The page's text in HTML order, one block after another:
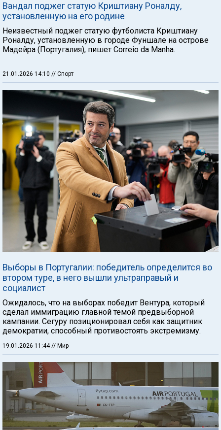
Вандал поджег статую Криштиану Роналду,
установленную на его родине
Неизвестный поджег статую футболиста Криштиану
Роналду, установленную в городе Фуншале на острове
Мадейра (Португалия), пишет Correio da Manha.
21.01.2026 14:10 // Спорт
Выборы в Португалии: победитель определится во
втором туре, в него вышли ультраправый и
социалист
Ожидалось, что на выборах победит Вентура, который
сделал иммиграцию главной темой предвыборной
кампании. Сегуру позиционировал себя как защитник
демократии, способный противостоять экстремизму.
19.01.2026 11:44 // Мир